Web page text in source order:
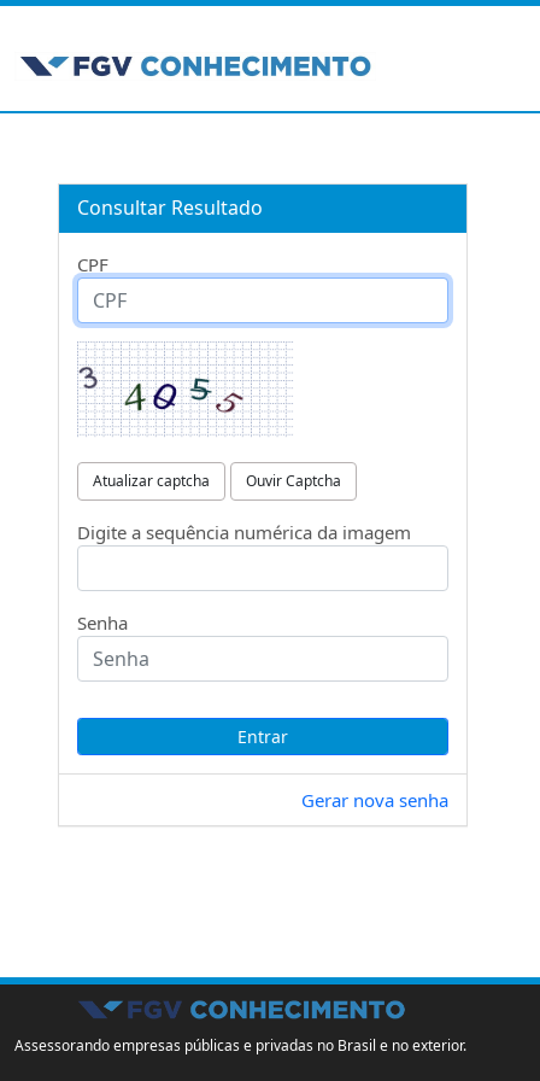
Consultar Resultado
CPF
Atualizar captcha Ouvir Captcha
Digite a sequência numérica da imagem
Senha
Gerar nova senha
Assessorando empresas públicas e privadas no Brasil e no exterior.